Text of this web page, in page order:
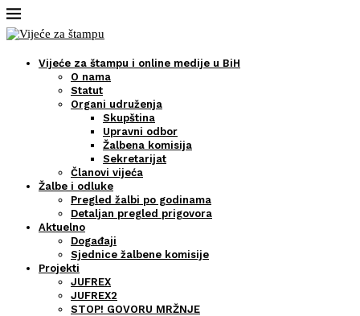
Vijeće za štampu i online medije u BiH
O nama
Statut
Organi udruženja
Skupština
Upravni odbor
Žalbena komisija
Sekretarijat
Članovi vijeća
Žalbe i odluke
Pregled žalbi po godinama
Detaljan pregled prigovora
Aktuelno
Događaji
Sjednice žalbene komisije
Projekti
JUFREX
JUFREX2
STOP! GOVORU MRŽNJE